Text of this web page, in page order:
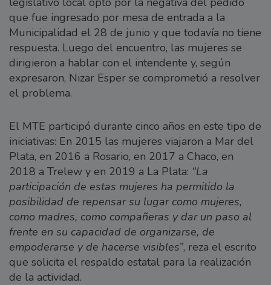
que fue ingresado por mesa de entrada a la
Municipalidad el 28 de junio y que todavía no tiene
respuesta. Luego del encuentro, las mujeres se
dirigieron a hablar con el intendente y, según
expresaron, Nizar Esper se comprometió a resolver
el problema.
El MTE participó durante cinco años en este tipo de
iniciativas: En 2015 las mujeres viajaron a Mar del
Plata, en 2016 a Rosario, en 2017 a Chaco, en
2018 a Trelew y en 2019 a La Plata: “La
participación de estas mujeres ha permitido la
posibilidad de repensar su lugar como mujeres,
como madres, como compañeras y dar un paso al
frente en su capacidad de organizarse, de
empoderarse y de hacerse visibles”, reza el escrito
que solicita el respaldo estatal para la realización
de la actividad.